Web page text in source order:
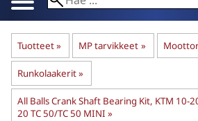
Tuotteet‪» MP tarvikkeet ‪»
Runkolaakerit‪»
All Balls Crank Shaft Bearing Kit, KTM 10-
20 TC 50/TC 50 MINI ‪»